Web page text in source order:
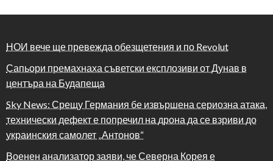
НОИ вече ще превежда обезщетения и по Revolut
Сапьори премахнаха съветски експлозиви от Дунав в
центъра на Будапеща
Sky News: Срещу Германия бе извършена сериозна атака,
технически дефект е попречил на дрона да се взриви до
украинския самолет „Антонов“
Военен анализатор заяви, че Северна Корея е